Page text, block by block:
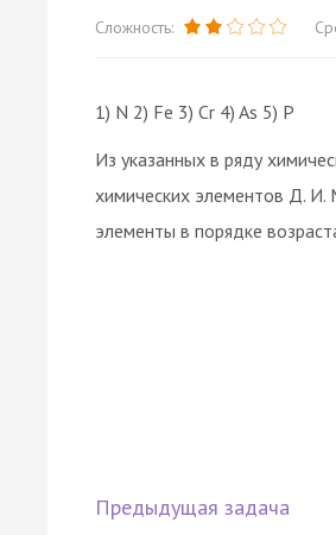
Сложность:
1) N 2) Fe 3) Cr 4) As 5) P
Из указанных в ряду
химических элементов Д. И.
элементы в порядке
Предыдущая задача